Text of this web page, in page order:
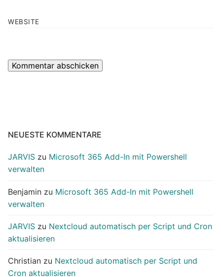
WEBSITE
NEUESTE KOMMENTARE
JARVIS zu Microsoft 365 Add-In mit Powershell
verwalten
Benjamin zu Microsoft 365 Add-In mit Powershell
verwalten
JARVIS zu Nextcloud automatisch per Script und Cron
aktualisieren
Christian zu Nextcloud automatisch per Script und
Cron aktualisieren